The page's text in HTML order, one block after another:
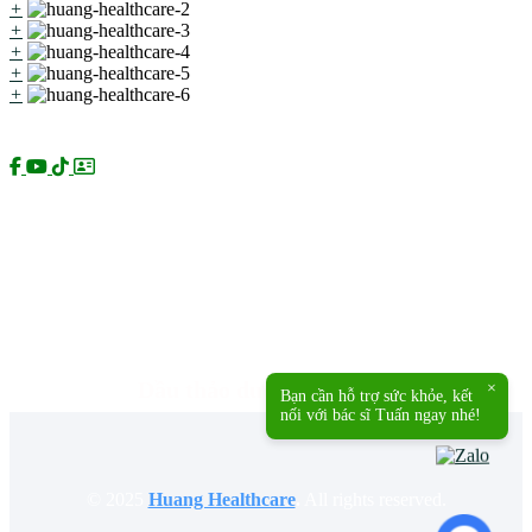
Bạn cần hỗ trợ sức khỏe, kết
nối với bác sĩ Tuấn ngay nhé!
×
+
+
+
+
+
Dầu thảo dược Dr Huang
Huang Healthcare.